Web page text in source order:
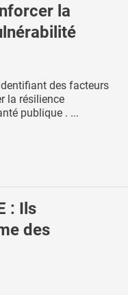
la
des facteurs
la résilience
publique . ...
: Ils
des